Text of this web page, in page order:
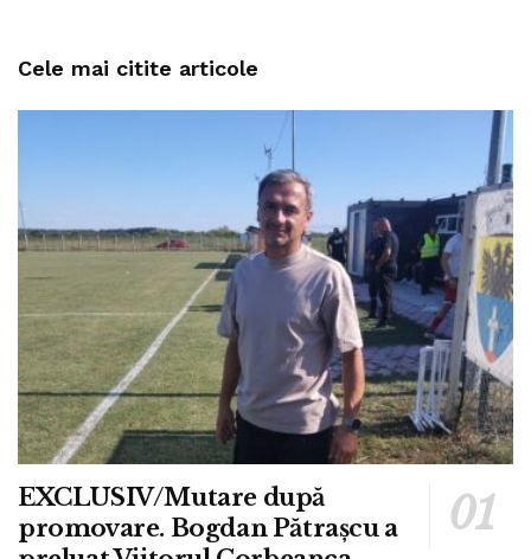
Cele mai citite articole
EXCLUSIV/Mutare după
promovare. Bogdan Pătrașcu a